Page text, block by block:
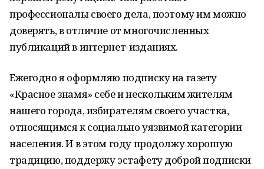
профессионалы своего дела, поэтому им можно
доверять, в отличие от многочисленных
публикаций в интернет-изданиях.
Ежегодно я оформляю подписку на газету
«Красное знамя» себе и нескольким жителям
нашего города, избирателям своего участка,
относящимся к социально уязвимой категории
населения. И в этом году продолжу хорошую
традицию, поддержу эстафету доброй подписки